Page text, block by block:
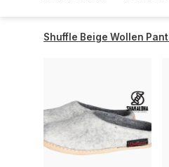
Shuffle Beige Wollen